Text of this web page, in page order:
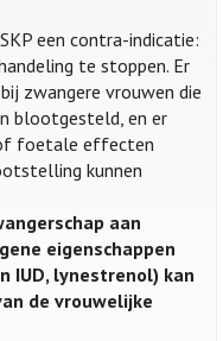
een contra-indicatie:
te stoppen. Er
zwangere vrouwen die
blootgesteld, en er
foetale effecten
kunnen
aan
eigenschappen
IUD, lynestrenol) kan
de vrouwelijke